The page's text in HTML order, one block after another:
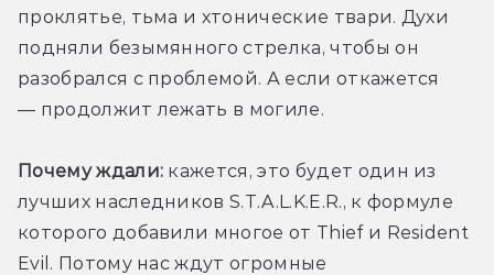
проклятье, тьма и хтонические твари. Духи
подняли безымянного стрелка, чтобы он
разобрался с проблемой. А если откажется
— продолжит лежать в могиле.
Почему ждали: кажется, это будет один из
лучших наследников S.T.A.L.K.E.R., к формуле
которого добавили многое от Thief и Resident
Evil. Потому нас ждут огромные